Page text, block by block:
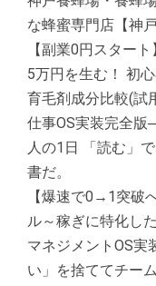
な蜂蜜専門店【神
【副業0円スター
5万円を生む！ 初
育毛剤成分比較(試
仕事OS実装完全版
人の1日 「読む」
書だ。
【爆速で0→1突破
ル～稼ぎに特化し
マネジメントOS
い」を捨ててチー